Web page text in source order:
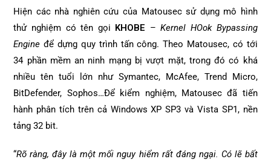
Hiện các nhà nghiên cứu của Matousec sử dụng mô hình
thử nghiệm có tên gọi KHOBE –Kernel HOok Bypassing
Engine để dựng quy trình tấn công. Theo Matousec, có tới
34 phần mềm an ninh mạng bị vượt mặt, trong đó có khá
nhiều tên tuổi lớn như Symantec, McAfee, Trend Micro,
BitDefender, Sophos…Để kiểm nghiệm, Matousec đã tiến
hành phân tích trên cả Windows XP SP3 và Vista SP1, nền
tảng 32 bit.
“Rõ ràng, đây là một mối nguy hiểm rất đáng ngại. Có lẽ bất